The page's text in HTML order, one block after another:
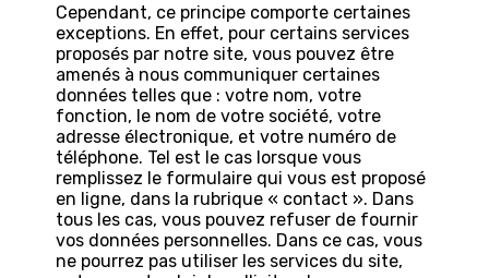
Cependant, ce principe comporte certaines
exceptions. En effet, pour certains services
proposés par notre site, vous pouvez être
amenés à nous communiquer certaines
données telles que : votre nom, votre
fonction, le nom de votre société, votre
adresse électronique, et votre numéro de
téléphone. Tel est le cas lorsque vous
remplissez le formulaire qui vous est proposé
en ligne, dans la rubrique « contact ». Dans
tous les cas, vous pouvez refuser de fournir
vos données personnelles. Dans ce cas, vous
ne pourrez pas utiliser les services du site,